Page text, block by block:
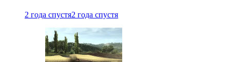
2 года спустя2 года спустя